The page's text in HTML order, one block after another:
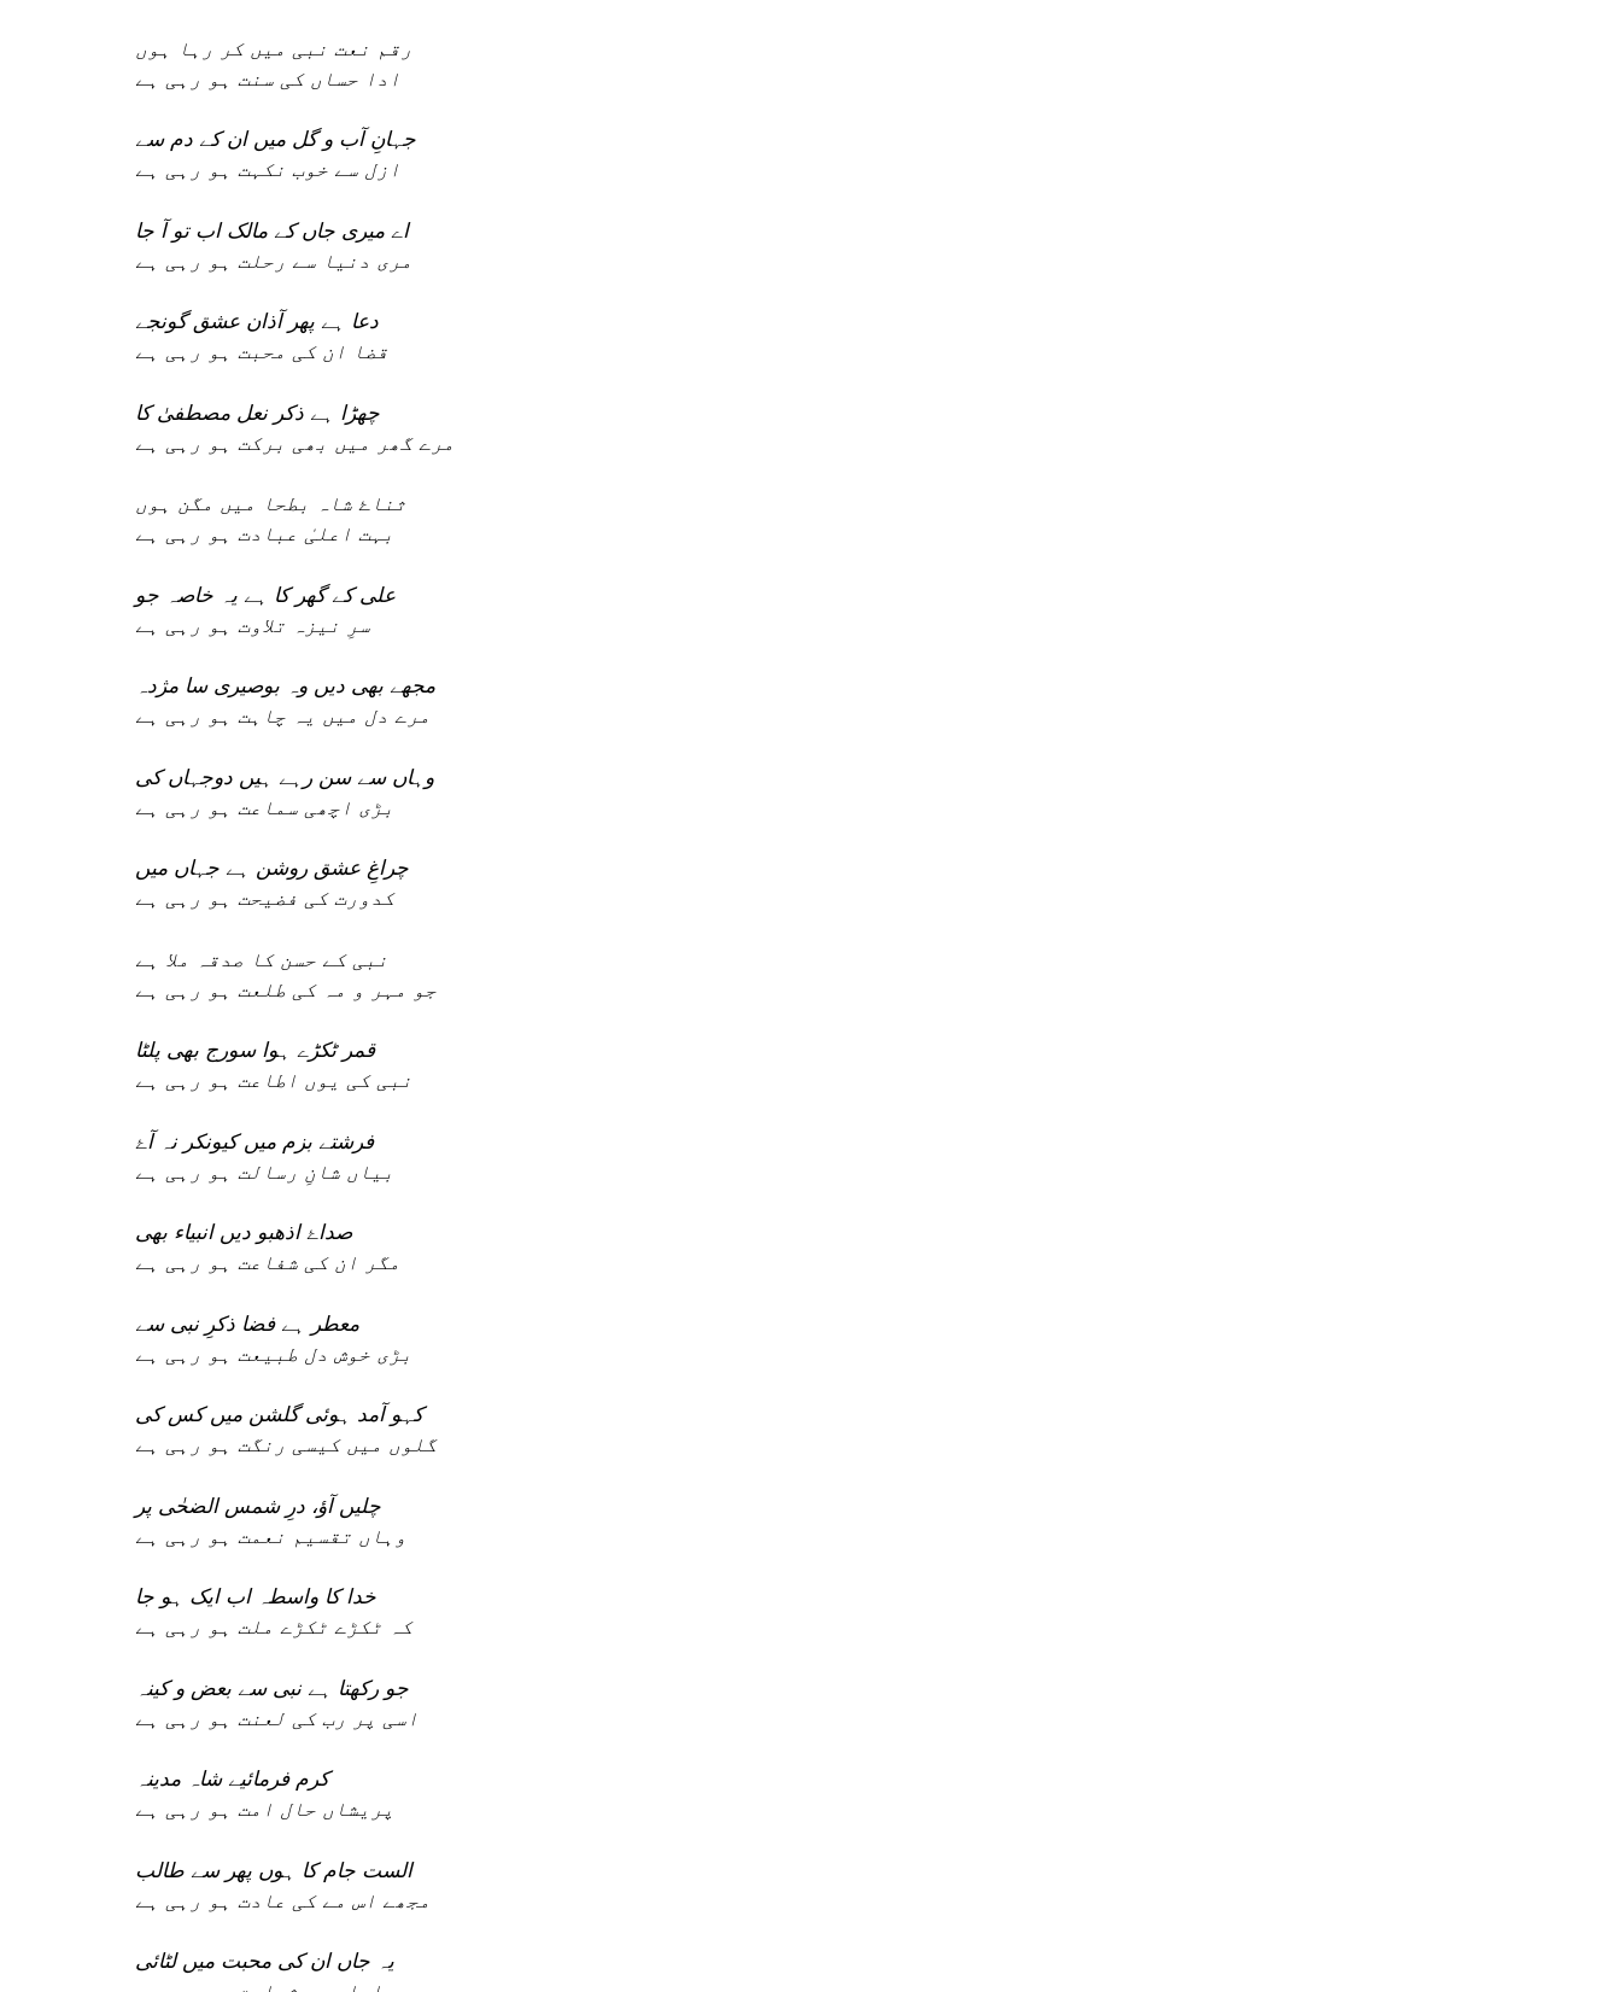
رقم نعت نبی میں کر رہا ہوں
ادا حساں کی سنت ہو رہی ہے
جہانِ آب و گل میں ان کے دم سے
ازل سے خوب نکہت ہو رہی ہے
اے میری جاں کے مالک اب تو آ جا
مری دنیا سے رحلت ہو رہی ہے
دعا ہے پھر آذان عشق گونجے
قضا ان کی محبت ہو رہی ہے
چھڑا ہے ذکر نعل مصطفیٰ کا
مرے گھر میں بھی برکت ہو رہی ہے
ثناۓ شاہ بطحا میں مگن ہوں
بہت اعلیٰ عبادت ہو رہی ہے
علی کے گھر کا ہے یہ خاصہ جو
سرِ نیزہ تلاوت ہو رہی ہے
مجھے بھی دیں وہ بوصیری سا مژدہ
مرے دل میں یہ چاہت ہو رہی ہے
وہاں سے سن رہے ہیں دوجہاں کی
بڑی اچھی سماعت ہو رہی ہے
چراغِ عشق روشن ہے جہاں میں
کدورت کی فضیحت ہو رہی ہے
نبی کے حسن کا صدقہ ملا ہے
جو مہر و مہ کی طلعت ہو رہی ہے
قمر ٹکڑے ہوا سورج بھی پلٹا
نبی کی یوں اطاعت ہو رہی ہے
فرشتے بزم میں کیونکر نہ آۓ
بیاں شانِ رسالت ہو رہی ہے
صداۓ اذھبو دیں انبیاء بھی
مگر ان کی شفاعت ہو رہی ہے
معطر ہے فضا ذکرِ نبی سے
بڑی خوش دل طبیعت ہو رہی ہے
کہو آمد ہوئی گلشن میں کس کی
گلوں میں کیسی رنگت ہو رہی ہے
چلیں آؤ، درِ شمس الضحٰی پر
وہاں تقسیم نعمت ہو رہی ہے
خدا کا واسطہ اب ایک ہو جا
کہ ٹکڑے ٹکڑے ملت ہو رہی ہے
جو رکھتا ہے نبی سے بعض و کینہ
اسی پر رب کی لعنت ہو رہی ہے
کرم فرمائیے شاہ مدینہ
پریشاں حال امت ہو رہی ہے
الست جام کا ہوں پھر سے طالب
مجھے اس مے کی عادت ہو رہی ہے
یہ جاں ان کی محبت میں لٹائی